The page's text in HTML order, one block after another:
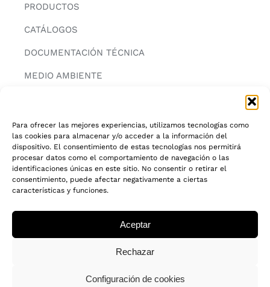
Para ofrecer las mejores experiencias, utilizamos tecnologías como
las cookies para almacenar y/o acceder a la información del
dispositivo. El consentimiento de estas tecnologías nos permitirá
procesar datos como el comportamiento de navegación o las
identificaciones únicas en este sitio. No consentir o retirar el
consentimiento, puede afectar negativamente a ciertas
características y funciones.
Aceptar
Rechazar
Configuración de cookies
PRODUCTOS
CATÁLOGOS
DOCUMENTACIÓN TÉCNICA
MEDIO AMBIENTE
INFORMACIÓN
AVISO LEGAL
POLITICA DE PRIVACIDAD
CADENA DE CUSTODIA FSC®